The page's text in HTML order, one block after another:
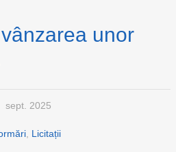
unor
sept. 2025
, Licitații